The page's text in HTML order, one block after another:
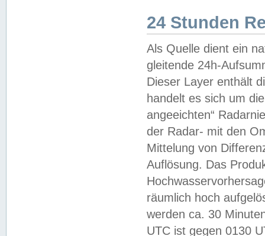
24 Stunden
Als Quelle dient ein
gleitende 24h-
Dieser Layer enthält
handelt es sich um
angeeichten“
der Radar- mit den
Mittelung von
Auflösung. Das
räumlich hoch
werden ca. 30
UTC ist gegen 0130